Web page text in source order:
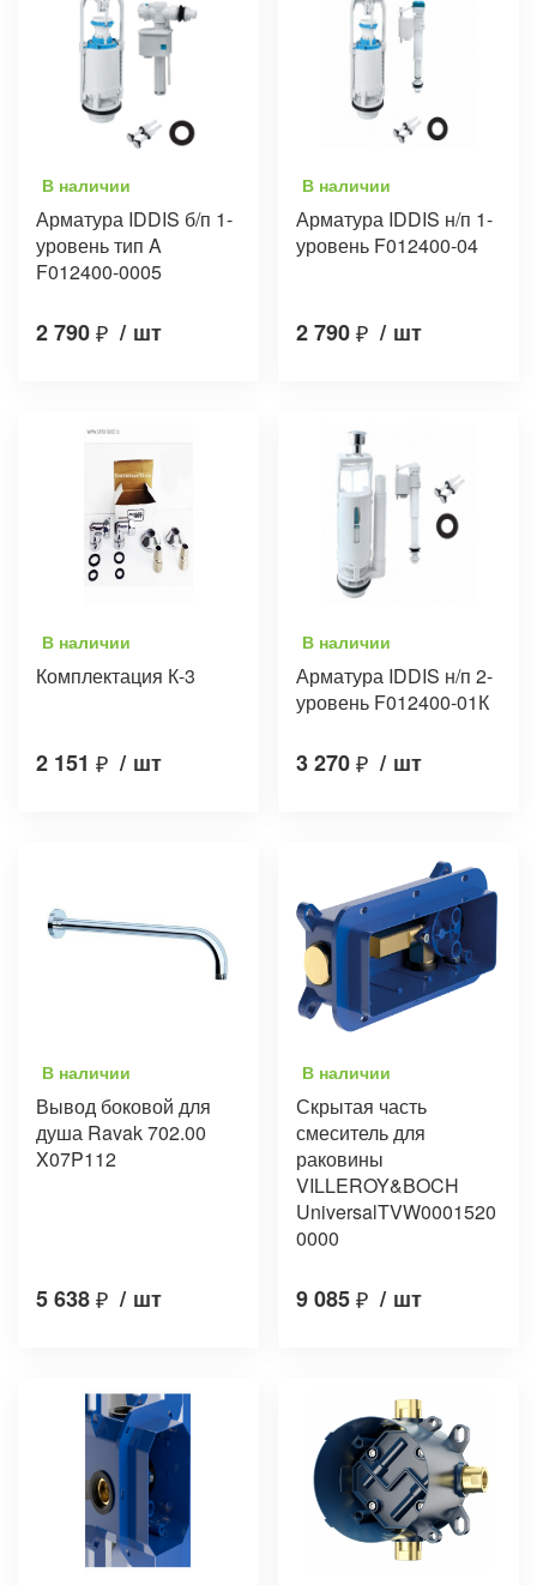
В наличии
Арматура IDDIS б/п 1-
уровень тип A
F012400-0005
2 790₽ / шт
В наличии
Арматура IDDIS н/п 1-
уровень F012400-04
2 790₽ / шт
В наличии
Комплектация К-3
2 151 ₽ / шт
В наличии
Арматура IDDIS н/п 2-
уровень F012400-01К
3 270₽ / шт
В наличии
Вывод боковой для
душа Ravak 702.00
X07P112
5 638₽ / шт
В наличии
Скрытая часть
смеситель для
раковины
VILLEROY&BOCH
UniversalTVW0001520
0000
9 085₽ / шт